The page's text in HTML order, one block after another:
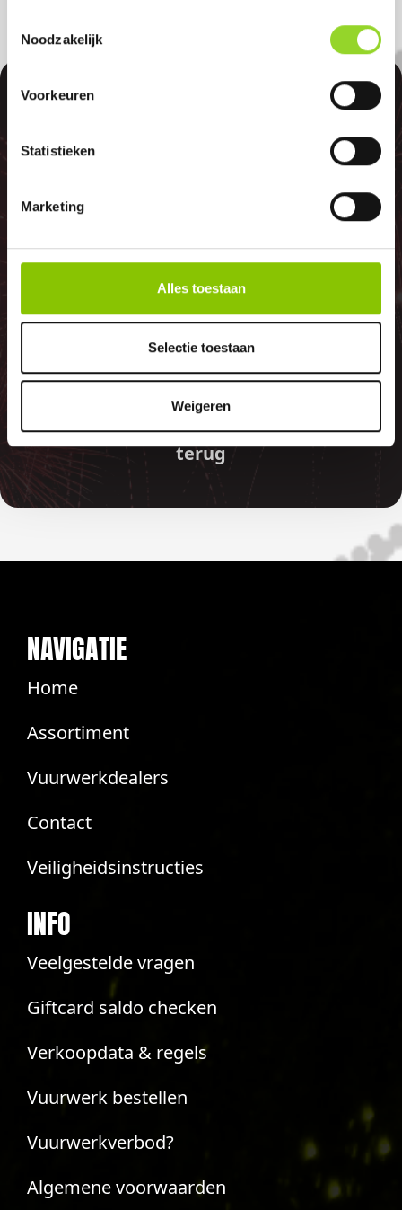
Noodzakelijk
Voorkeuren
Statistieken
Marketing
Alles toestaan
Selectie toestaan
Weigeren
100%
GELD TERUG
GARANTIE
Indien er in 2026 weer een landelijk
vuurwerkverbod is, storten wij de
betaalde bedragen automatisch
terug
NAVIGATIE
Home
Assortiment
Vuurwerkdealers
Contact
Veiligheidsinstructies
INFO
Veelgestelde vragen
Giftcard saldo checken
Verkoopdata & regels
Vuurwerk bestellen
Vuurwerkverbod?
Algemene voorwaarden